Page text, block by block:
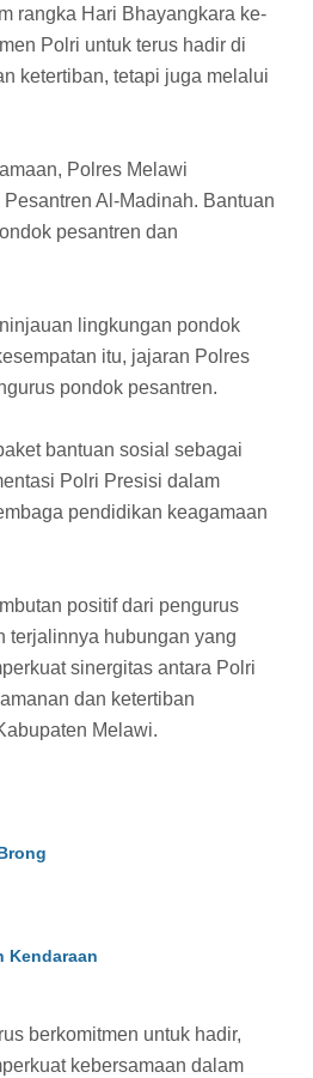
rangka Hari Bhayangkara ke-
Polri untuk terus hadir di
ketertiban, tetapi juga melalui
Polres Melawi
Al-Madinah. Bantuan
pesantren dan
lingkungan pondok
itu, jajaran Polres
pondok pesantren.
bantuan sosial sebagai
Polri Presisi dalam
pendidikan keagamaan
positif dari pengurus
terjalinnya hubungan yang
sinergitas antara Polri
dan ketertiban
Melawi.
Kendaraan
berkomitmen untuk hadir,
kebersamaan dalam